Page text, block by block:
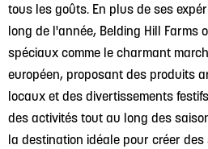
tous les goûts. En plus de ses
long de l'année, Belding Hill Farms
spéciaux comme le charmant
européen, proposant des produits
locaux et des divertissements
des activités tout au long des
la destination idéale pour créer